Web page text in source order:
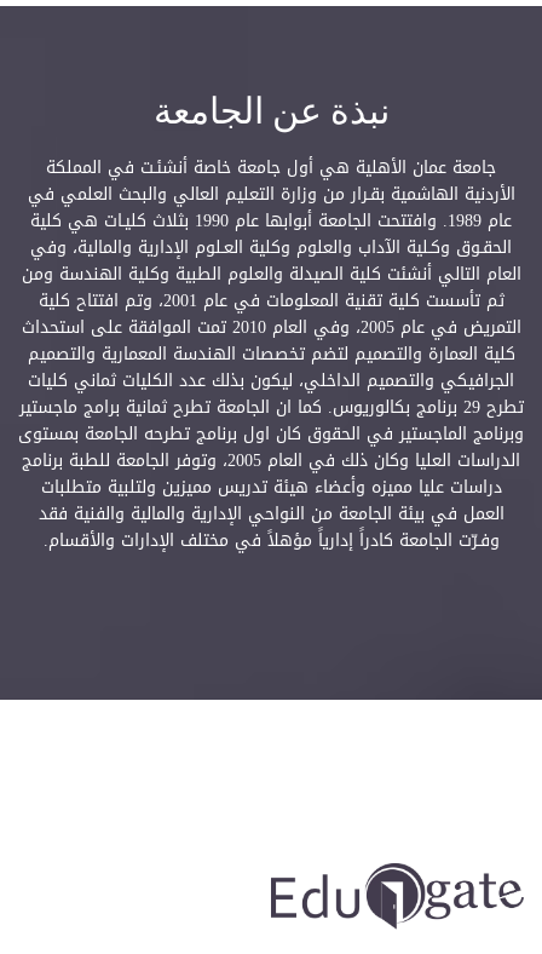
نبذة عن الجامعة
جامعة عمان الأهلية هي أول جامعة خاصة أنشئـت في المملكة
الأردنية الهاشمية بقـرار من وزارة التعليم العالي والبحث العلمي في
عام 1989. وافتتحت الجامعة أبوابها عام 1990 بثلاث كليـات هي كلية
الحقـوق وكـلية الآداب والعلوم وكلية العـلوم الإدارية والمالية، وفي
العام التالي أنشئت كلية الصيدلة والعلوم الطبية وكلية الهندسة ومن
ثم تأسست كلية تقنية المعلومات في عام 2001، وتم افتتاح كلية
التمريض في عام 2005، وفي العام 2010 تمت الموافقة على استحداث
كلية العمارة والتصميم لتضم تخصصات الهندسة المعمارية والتصميم
الجرافيكي والتصميم الداخلي، ليكون بذلك عدد الكليات ثماني كليات
تطرح 29 برنامج بكالوريوس. كما ان الجامعة تطرح ثمانية برامج ماجستير
وبرنامج الماجستير في الحقوق كان اول برنامج تطرحه الجامعة بمستوى
الدراسات العليا وكان ذلك في العام 2005، وتوفر الجامعة للطبة برنامج
دراسات عليا مميزه وأعضاء هيئة تدريس مميزين ولتلبية متطلبات
العمل في بيئة الجامعة من النواحي الإدارية والمالية والفنية فقد
وفـرّت الجامعة كادراً إدارياً مؤهلاً في مختلف الإدارات والأقسام.